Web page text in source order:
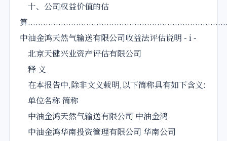
十、公司权益价值的估
算
中油金鸿天然气输送有限公司收益法评估说明 - i -
北京天健兴业资产评估有限公司
释 义
在本报告中,除非文义载明,以下简称具有如下含义:
单位名称 简称
中油金鸿天然气输送有限公司 中油金鸿
中油金鸿华南投资管理有限公司 华南公司